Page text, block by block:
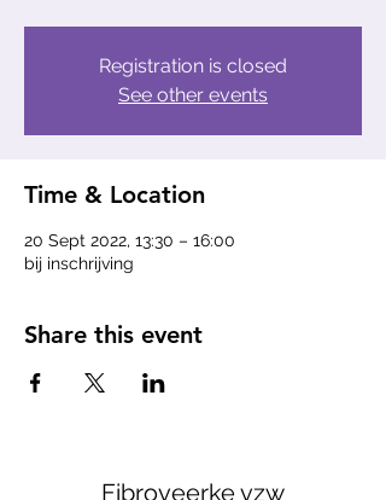
Registration is closed
See other events
Time & Location
20 Sept 2022, 13:30 – 16:00
bij inschrijving
Share this event
Fibroveerke vzw